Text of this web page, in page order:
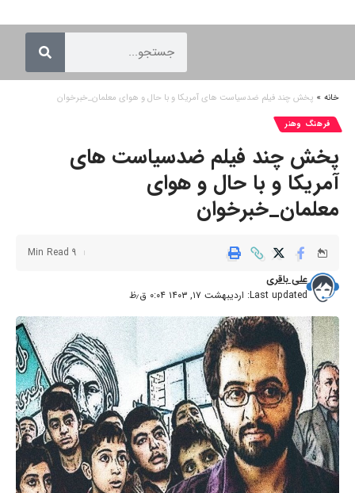
خانه » پخش چند فیلم ضدسیاست های آمریکا و با حال و هوای معلمان_خبرخوان
فرهنگ وهنر
پخش چند فیلم ضدسیاست های
آمریکا و با حال و هوای
معلمان_خبرخوان
Last updated: اردیبهشت ۱۷, ۱۴۰۳ ۰:۰۴ ق٫ظ
علی باقری
9 Min Read